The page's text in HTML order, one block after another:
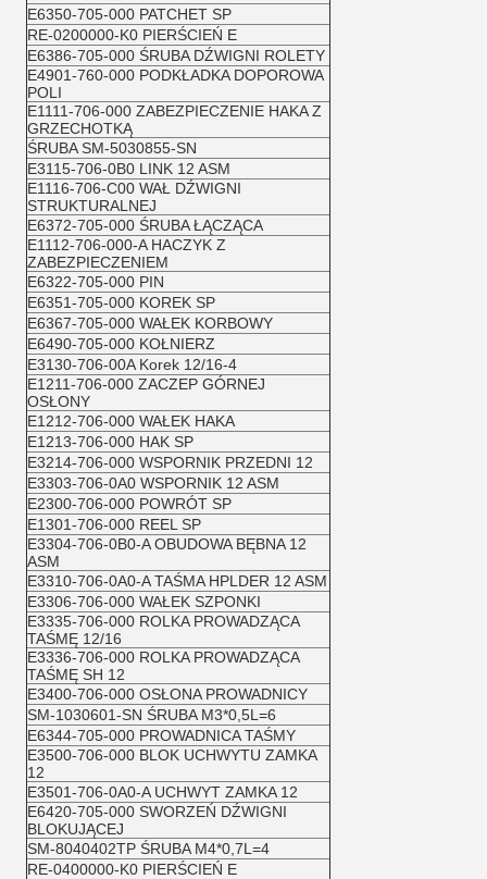
E6350-705-000 PATCHET SP
RE-0200000-K0 PIERŚCIEŃ E
E6386-705-000 ŚRUBA DŹWIGNI ROLETY
E4901-760-000 PODKŁADKA DOPOROWA
POLI
E1111-706-000 ZABEZPIECZENIE HAKA Z
GRZECHOTKĄ
ŚRUBA SM-5030855-SN
E3115-706-0B0 LINK 12 ASM
E1116-706-C00 WAŁ DŹWIGNI
STRUKTURALNEJ
E6372-705-000 ŚRUBA ŁĄCZĄCA
E1112-706-000-A HACZYK Z
ZABEZPIECZENIEM
E6322-705-000 PIN
E6351-705-000 KOREK SP
E6367-705-000 WAŁEK KORBOWY
E6490-705-000 KOŁNIERZ
E3130-706-00A Korek 12/16-4
E1211-706-000 ZACZEP GÓRNEJ
OSŁONY
E1212-706-000 WAŁEK HAKA
E1213-706-000 HAK SP
E3214-706-000 WSPORNIK PRZEDNI 12
E3303-706-0A0 WSPORNIK 12 ASM
E2300-706-000 POWRÓT SP
E1301-706-000 REEL SP
E3304-706-0B0-A OBUDOWA BĘBNA 12
ASM
E3310-706-0A0-A TAŚMA HPLDER 12 ASM
E3306-706-000 WAŁEK SZPONKI
E3335-706-000 ROLKA PROWADZĄCA
TAŚMĘ 12/16
E3336-706-000 ROLKA PROWADZĄCA
TAŚMĘ SH 12
E3400-706-000 OSŁONA PROWADNICY
SM-1030601-SN ŚRUBA M3*0,5L=6
E6344-705-000 PROWADNICA TAŚMY
E3500-706-000 BLOK UCHWYTU ZAMKA
12
E3501-706-0A0-A UCHWYT ZAMKA 12
E6420-705-000 SWORZEŃ DŹWIGNI
BLOKUJĄCEJ
SM-8040402TP ŚRUBA M4*0,7L=4
RE-0400000-K0 PIERŚCIEŃ E